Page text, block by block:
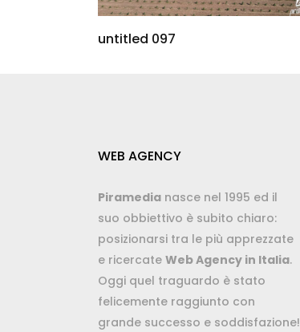
untitled 097
WEB AGENCY
Piramedia nasce nel 1995 ed il
suo obbiettivo è subito chiaro:
posizionarsi tra le più apprezzate
e ricercate Web Agency in Italia.
Oggi quel traguardo è stato
felicemente raggiunto con
grande successo e soddisfazione!